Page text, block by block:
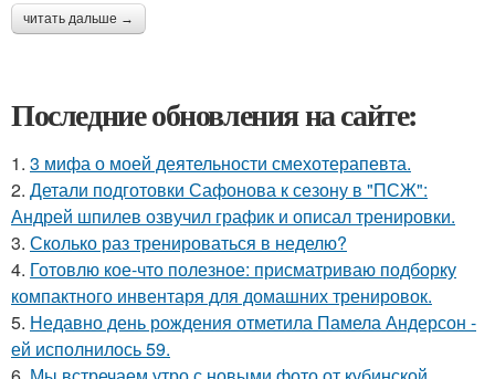
читать дальше →
Последние обновления на сайте:
1. 3 мифа о моей деятельности смехотерапевта.
2. Детали подготовки Сафонова к сезону в "ПСЖ":
Андрей шпилев озвучил график и описал тренировки.
3. Сколько раз тренироваться в неделю?
4. Готовлю кое-что полезное: присматриваю подборку
компактного инвентаря для домашних тренировок.
5. Недавно день рождения отметила Памела Андерсон -
ей исполнилось 59.